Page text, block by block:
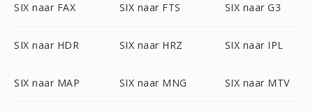
SIX naar FAX SIX naar FTS SIX naar G3
SIX naar HDR SIX naar HRZ SIX naar IPL
SIX naar MAP SIX naar MNG SIX naar MTV